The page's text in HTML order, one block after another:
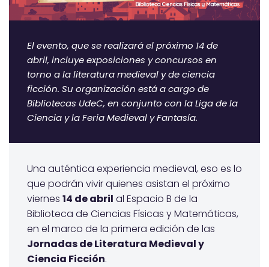
El evento, que se realizará el próximo 14 de
abril, incluye exposiciones y concursos en
torno a la literatura medieval y de ciencia
ficción. Su organización está a cargo de
Bibliotecas UdeC, en conjunto con la Liga de la
Ciencia y la Feria Medieval y Fantasía.
Una auténtica experiencia medieval, eso es lo
que podrán vivir quienes asistan el próximo
viernes 14 de abril al Espacio B de la
Biblioteca de Ciencias Físicas y Matemáticas,
en el marco de la primera edición de las
Jornadas de Literatura Medieval y
Ciencia Ficción.